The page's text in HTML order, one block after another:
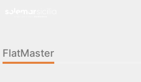
FlatMaster